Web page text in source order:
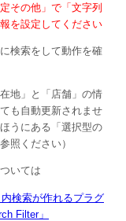
その他」で「文字列
を設定してください
検索をして動作を確
地」と「店舗」の情
も自動更新されませ
うにある「選択型の
照ください）
いては
検索が作れるプラグ
Filter」